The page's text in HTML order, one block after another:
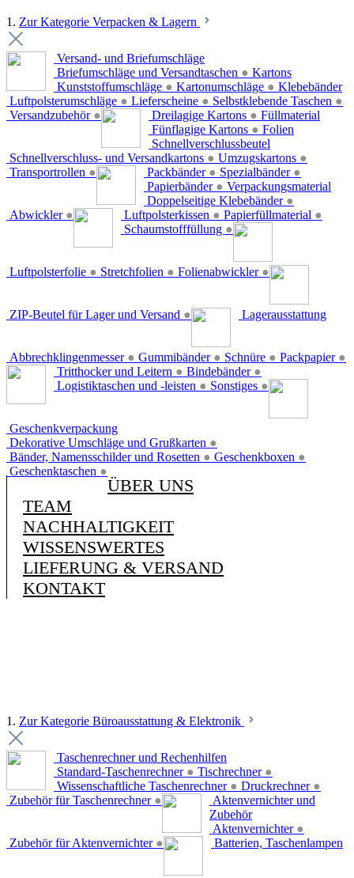
1. Zur Kategorie Verpacken & Lagern
Versand- und Briefumschläge
Briefumschläge und Versandtaschen ●
Kunststoffumschläge ● Kartonumschläge ●
Luftpolsterumschläge ● Lieferscheine ● Selbstklebende Taschen ●
Versandzubehör ●
Kartons
Dreilagige Kartons ●
Fünflagige Kartons ●
Schnellverschluss- und Versandkartons ● Umzugskartons ●
Transportrollen ●
Klebebänder
Packbänder ● Spezialbänder ●
Papierbänder ●
Doppelseitige Klebebänder ●
Abwickler ●
Füllmaterial
Luftpolsterkissen ● Papierfüllmaterial ●
Schaumstofffüllung ●
Folien
Luftpolsterfolie ● Stretchfolien ● Folienabwickler ●
Schnellverschlussbeutel
ZIP-Beutel für Lager und Versand ●
Verpackungsmaterial
Abbrechklingenmesser ● Gummibänder ● Schnüre ● Packpapier ●
Lagerausstattung
Tritthocker und Leitern ● Bindebänder ●
Logistiktaschen und -leisten ● Sonstiges ●
Geschenkverpackung
Dekorative Umschläge und Grußkarten ●
Bänder, Namensschilder und Rosetten ● Geschenkboxen ●
Geschenktaschen ●
ÜBER UNS
TEAM
NACHHALTIGKEIT
WISSENSWERTES
LIEFERUNG & VERSAND
KONTAKT
1. Zur Kategorie Büroausstattung & Elektronik
Taschenrechner und Rechenhilfen
Standard-Taschenrechner ● Tischrechner ●
Wissenschaftliche Taschenrechner ● Druckrechner ●
Zubehör für Taschenrechner ●
Aktenvernichter und
Zubehör
Aktenvernichter ●
Zubehör für Aktenvernichter ● Batterien, Taschenlampen